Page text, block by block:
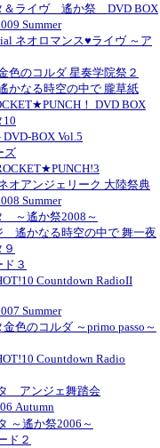
＆ライヴ 遙か祭 DVD BOX
Summer
ネオロマンス♥ライヴ ～ア
色のコルダ 星奏学院祭２
かなる時空の中で 朧草紙
！ DVD BOX
BOX Vol.5
ズ
オアンジェリーク 大陸祭典
Summer
～遙か祭2008～
遙かなる時空の中で 舞一夜
３
Countdown RadioII
Summer
色のコルダ ～primo passo～
Countdown Radio
アンジェ舞踏会
Autumn
～遙か祭2006～
ド２